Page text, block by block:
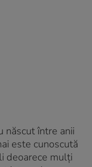
născut între anii
este cunoscută
deoarece mulți